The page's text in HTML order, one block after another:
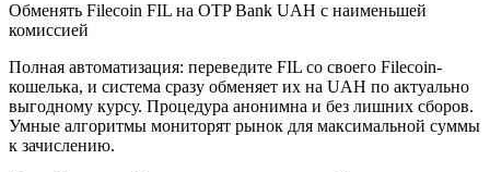
Обменять Filecoin FIL на OTP Bank UAH с наименьшей
комиссией
Полная автоматизация: переведите FIL со своего Filecoin-
кошелька, и система сразу обменяет их на UAH по актуально
выгодному курсу. Процедура анонимна и без лишних сборов.
Умные алгоритмы мониторят рынок для максимальной суммы
к зачислению.